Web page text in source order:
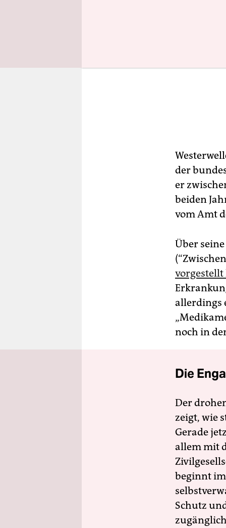
der
er
beiden
vom Amt
Über
vorgestellt
allerdings
noch in
Die
Der
zeigt, wie
Gerade
allem mit
beginnt
Schutz